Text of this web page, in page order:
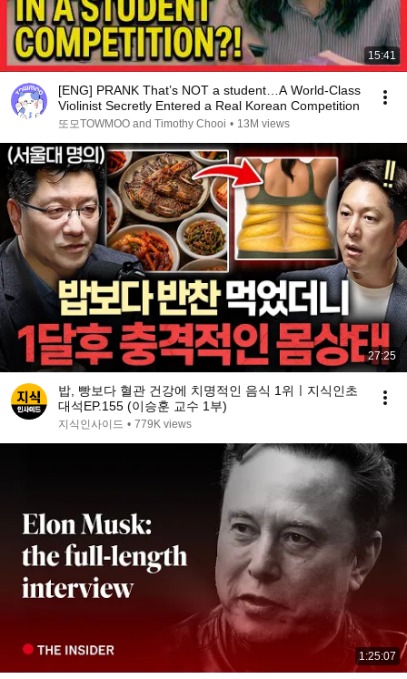
15:41
[ENG] PRANK That’s NOT a student…A World-Class
Violinist Secretly Entered a Real Korean Competition
또모TOWMOO and Timothy Chooi • 13M views
27:25
밥, 빵보다 혈관 건강에 치명적인 음식 1위ㅣ지식인초
대석EP.155 (이승훈 교수 1부)
지식인사이드 • 779K views
1:25:07